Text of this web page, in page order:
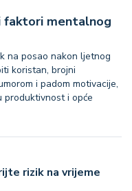
faktori mentalnog
na posao nakon ljetnog
koristan, brojni
i padom motivacije,
produktivnost i opće
rizik na vrijeme